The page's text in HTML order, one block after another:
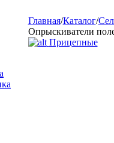
Главная/Каталог/
Опрыскиватели
Прицепные